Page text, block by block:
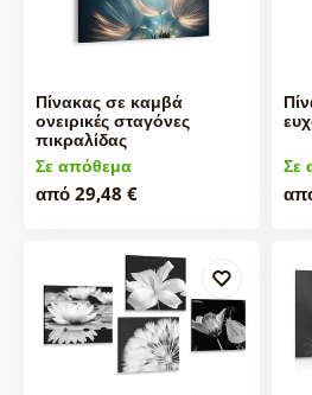
Πίνακας σε καμβά
ονειρικές σταγόνες
πικραλίδας
Σε απόθεμα
από 29,48 €
Σε